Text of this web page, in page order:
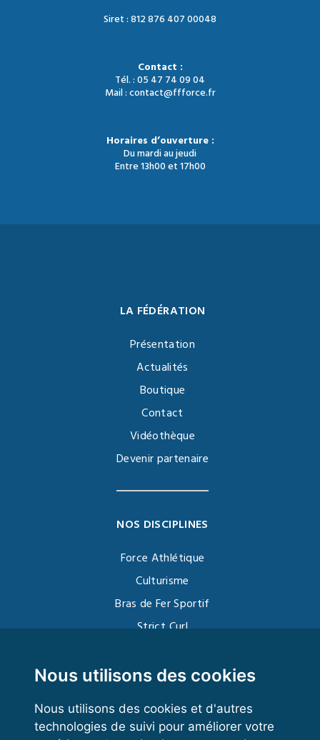
Nous utilisons des cookies
Nous utilisons des cookies et d'autres
technologies de suivi pour améliorer votre
Siret : 812 876 407 00048
Contact :
Tél. : 05 47 74 09 04
Mail : contact@ffforce.fr
Horaires d’ouverture :
Du mardi au jeudi
Entre 13h00 et 17h00
LA FÉDÉRATION
Présentation
Actualités
Boutique
Contact
Vidéothèque
Devenir partenaire
NOS DISCIPLINES
Force Athlétique
Culturisme
Bras de Fer Sportif
Strict Curl
Kettlebell